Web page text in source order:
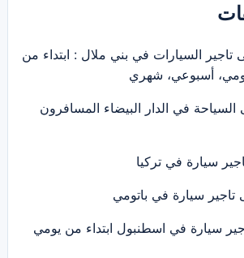
تاجير السيارات في بني ملال : ابتداء من
السياحة في الدار البيضاء المسافرون
سيارة في تركيا
تاجير سيارة في باتومي
سيارة في اسطنبول ابتداء من يومي